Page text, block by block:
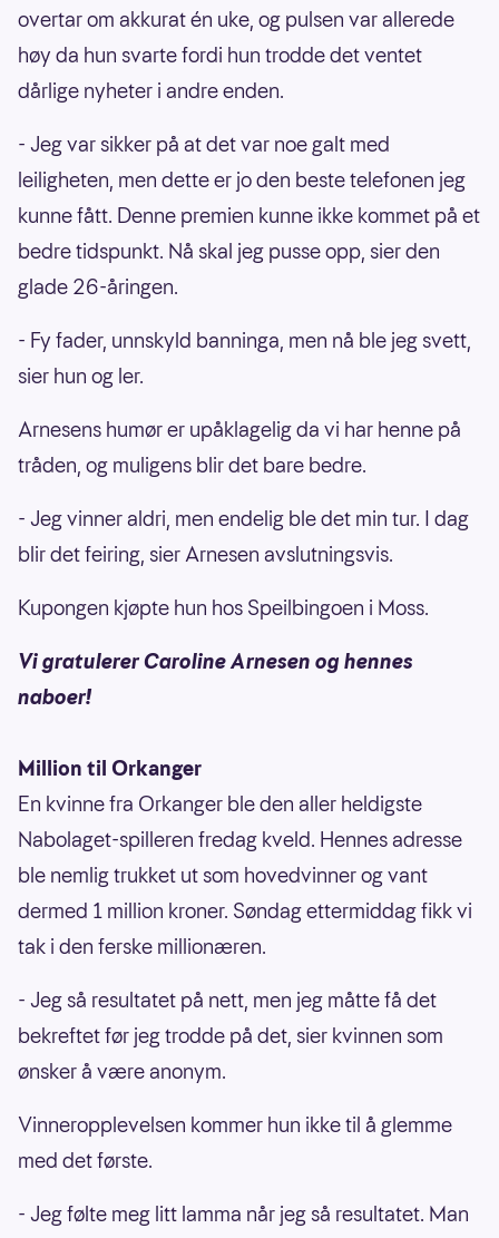
overtar om akkurat én uke, og pulsen var allerede
høy da hun svarte fordi hun trodde det ventet
dårlige nyheter i andre enden.
- Jeg var sikker på at det var noe galt med
leiligheten, men dette er jo den beste telefonen jeg
kunne fått. Denne premien kunne ikke kommet på et
bedre tidspunkt. Nå skal jeg pusse opp, sier den
glade 26-åringen.
- Fy fader, unnskyld banninga, men nå ble jeg svett,
sier hun og ler.
Arnesens humør er upåklagelig da vi har henne på
tråden, og muligens blir det bare bedre.
- Jeg vinner aldri, men endelig ble det min tur. I dag
blir det feiring, sier Arnesen avslutningsvis.
Kupongen kjøpte hun hos Speilbingoen i Moss.
Vi gratulerer Caroline Arnesen og hennes
naboer!
Million til Orkanger
En kvinne fra Orkanger ble den aller heldigste
Nabolaget-spilleren fredag kveld. Hennes adresse
ble nemlig trukket ut som hovedvinner og vant
dermed 1 million kroner. Søndag ettermiddag fikk vi
tak i den ferske millionæren.
- Jeg så resultatet på nett, men jeg måtte få det
bekreftet før jeg trodde på det, sier kvinnen som
ønsker å være anonym.
Vinneropplevelsen kommer hun ikke til å glemme
med det første.
- Jeg følte meg litt lamma når jeg så resultatet. Man